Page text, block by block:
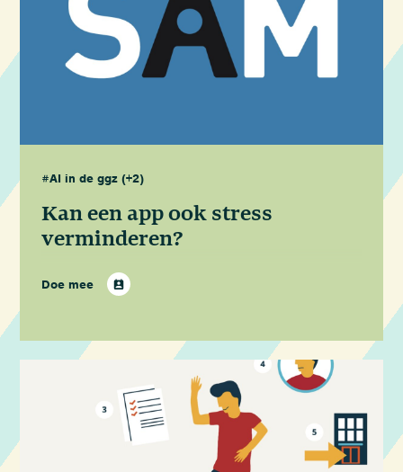
#AI in de ggz(+2)
Kan een app ook stress
verminderen?
Doe mee